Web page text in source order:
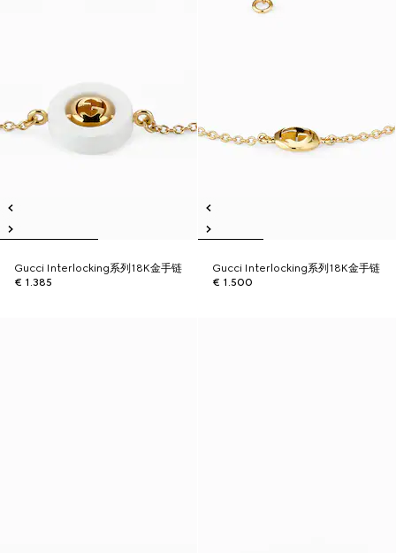
Gucci Interlocking系列18K金手链
€ 1.385
Gucci Interlocking系列18K金手链
€ 1.500